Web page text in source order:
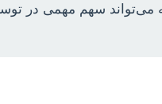
می‌تواند سهم مهمی در